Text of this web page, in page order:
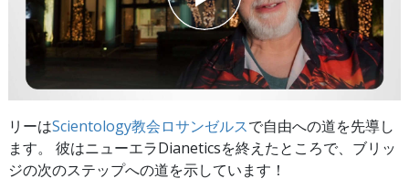
リーはScientology教会ロサンゼルスで自由への道を先導し
ます。 彼はニューエラDianeticsを終えたところで、ブリッ
ジの次のステップへの道を示しています！